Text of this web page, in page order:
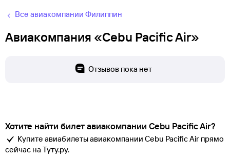
Все авиакомпании Филиппин
Авиакомпания «Cebu Pacific Air»
Отзывов пока нет
Хотите найти билет авиакомпании Cebu Pacific Air?
Купите авиабилеты авиакомпании Cebu Pacific Air прямо
сейчас на Туту.ру.